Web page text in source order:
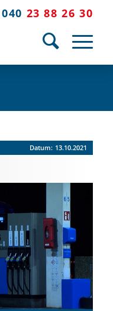
040 23 88 26 30
Datum: 13.10.2021